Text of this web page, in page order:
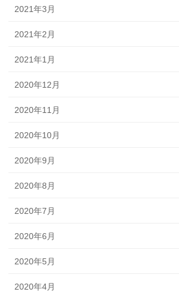
2021年3月
2021年2月
2021年1月
2020年12月
2020年11月
2020年10月
2020年9月
2020年8月
2020年7月
2020年6月
2020年5月
2020年4月